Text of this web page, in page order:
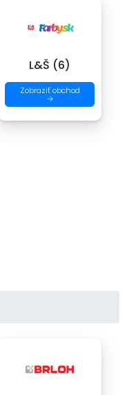
L&Š (6)
Zobraziť obchod
→